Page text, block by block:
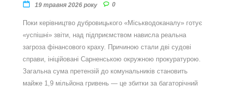
19 травня 2026 року 0
Поки керівництво дубровицького «Міськводоканалу» готує
«успішні» звіти, над підприємством нависла реальна
загроза фінансового краху. Причиною стали дві судові
справи, ініційовані Сарненською окружною прокуратурою.
Загальна сума претензій до комунальників становить
майже 1,9 мільйона гривень — це збитки за багаторічний